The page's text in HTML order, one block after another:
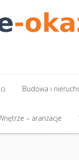
Budowa i
Budowa i
– aranżacje